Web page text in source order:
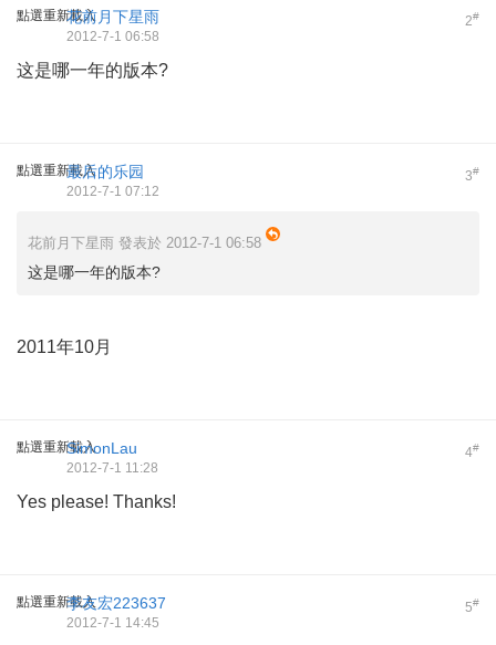
點選重新載入 2#
花前月下星雨
2012-7-1 06:58
这是哪一年的版本?
點選重新載入 3#
最后的乐园
2012-7-1 07:12
花前月下星雨 發表於 2012-7-1 06:58
这是哪一年的版本?
2011年10月
點選重新載入 4#
SimonLau
2012-7-1 11:28
Yes please! Thanks!
點選重新載入 5#
李友宏223637
2012-7-1 14:45